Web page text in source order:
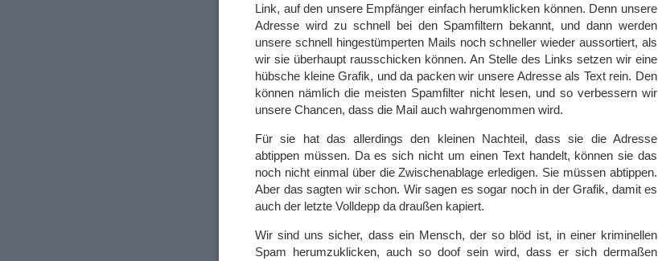
Link, auf den unsere Empfänger einfach herumklicken können. Denn unsere
Adresse wird zu schnell bei den Spamfiltern bekannt, und dann werden
unsere schnell hingestümperten Mails noch schneller wieder aussortiert, als
wir sie überhaupt rausschicken können. An Stelle des Links setzen wir eine
hübsche kleine Grafik, und da packen wir unsere Adresse als Text rein. Den
können nämlich die meisten Spamfilter nicht lesen, und so verbessern wir
unsere Chancen, dass die Mail auch wahrgenommen wird.
Für sie hat das allerdings den kleinen Nachteil, dass sie die Adresse
abtippen müssen. Da es sich nicht um einen Text handelt, können sie das
noch nicht einmal über die Zwischenablage erledigen. Sie müssen abtippen.
Aber das sagten wir schon. Wir sagen es sogar noch in der Grafik, damit es
auch der letzte Volldepp da draußen kapiert.
Wir sind uns sicher, dass ein Mensch, der so blöd ist, in einer kriminellen
Spam herumzuklicken, auch so doof sein wird, dass er sich dermaßen